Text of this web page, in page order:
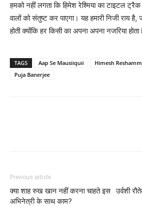
हमको नहीं लगता कि हिमेश रेश्‍मिया का टाइटल
वालों को संतुष्‍ट कर पाएगा। यह हमारी निजी राय है,
होती क्‍योंकि हर किसी का अपना अपना नजरिया होता
TAGS Aap Se Mausiiquii Himesh
Puja Banerjee
Previous article
क्‍या शाह रुख खान नहीं करना चाहते इस
अभिनेत्री के साथ काम?
उर्वशी